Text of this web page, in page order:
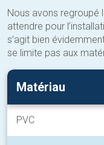
Nous avons regroupé
attendre pour
s’agit bien
se limite pas aux
Matériau
PVC